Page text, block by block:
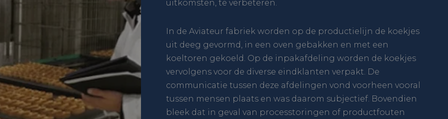
uitkomsten, te verbeteren.
In de Aviateur fabriek worden op de productielijn de koekjes
uit deeg gevormd, in een oven gebakken en met een
koeltoren gekoeld. Op de inpakafdeling worden de koekjes
vervolgens voor de diverse eindklanten verpakt. De
communicatie tussen deze afdelingen vond voorheen vooral
tussen mensen plaats en was daarom subjectief. Bovendien
bleek dat in geval van processtoringen of productfouten